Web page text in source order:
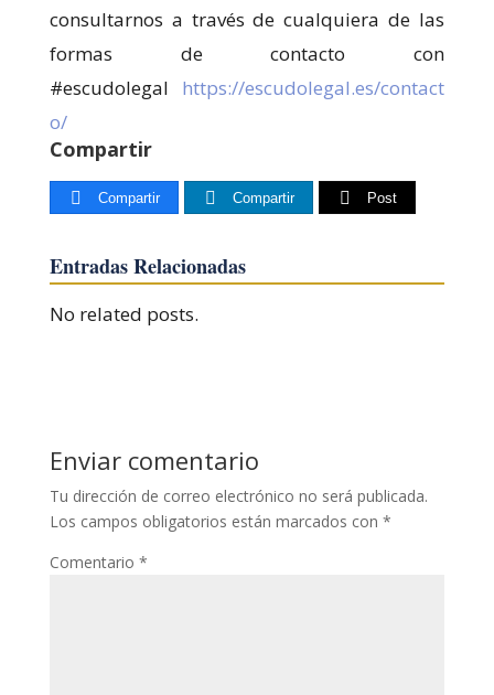
consultarnos a través de cualquiera de las
formas de contacto con
#escudolegal https://escudolegal.es/contact
o/
Compartir
Compartir Compartir Post
Entradas Relacionadas
No related posts.
Enviar comentario
Tu dirección de correo electrónico no será publicada.
Los campos obligatorios están marcados con *
Comentario *